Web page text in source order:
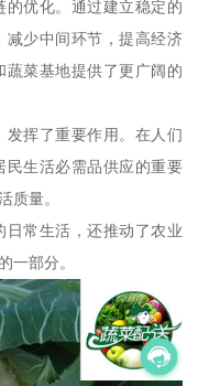
的优化。通过建立稳定的
减少中间环节，提高经济
蔬菜基地提供了更广阔的
发挥了重要作用。在人们
民生活必需品供应的重要
质量。
日常生活，还推动了农业
一部分。